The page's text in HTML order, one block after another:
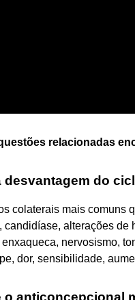
relacionadas
desvantagem do
colaterais mais comuns
candidíase, alterações de
nervosismo,
dor, sensibilidade,
o anticoncepcional